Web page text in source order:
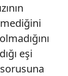
eşi
sorusuna